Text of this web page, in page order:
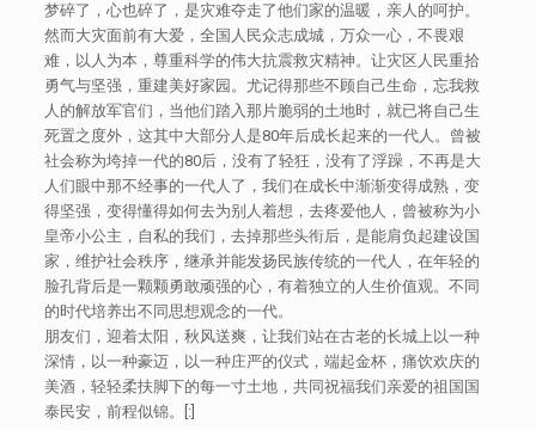
梦碎了，心也碎了，是灾难夺走了他们家的温暖，亲人的呵护。
然而大灾面前有大爱，全国人民众志成城，万众一心，不畏艰
难，以人为本，尊重科学的伟大抗震救灾精神。让灾区人民重拾
勇气与坚强，重建美好家园。尤记得那些不顾自己生命，忘我救
人的解放军官们，当他们踏入那片脆弱的土地时，就已将自己生
死置之度外，这其中大部分人是80年后成长起来的一代人。曾被
社会称为垮掉一代的80后，没有了轻狂，没有了浮躁，不再是大
人们眼中那不经事的一代人了，我们在成长中渐渐变得成熟，变
得坚强，变得懂得如何去为别人着想，去疼爱他人，曾被称为小
皇帝小公主，自私的我们，去掉那些头衔后，是能肩负起建设国
家，维护社会秩序，继承并能发扬民族传统的一代人，在年轻的
脸孔背后是一颗颗勇敢顽强的心，有着独立的人生价值观。不同
的时代培养出不同思想观念的一代。
朋友们，迎着太阳，秋风送爽，让我们站在古老的长城上以一种
深情，以一种豪迈，以一种庄严的仪式，端起金杯，痛饮欢庆的
美酒，轻轻柔扶脚下的每一寸土地，共同祝福我们亲爱的祖国国
泰民安，前程似锦。[:]